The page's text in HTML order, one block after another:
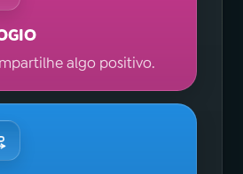
algo positivo.